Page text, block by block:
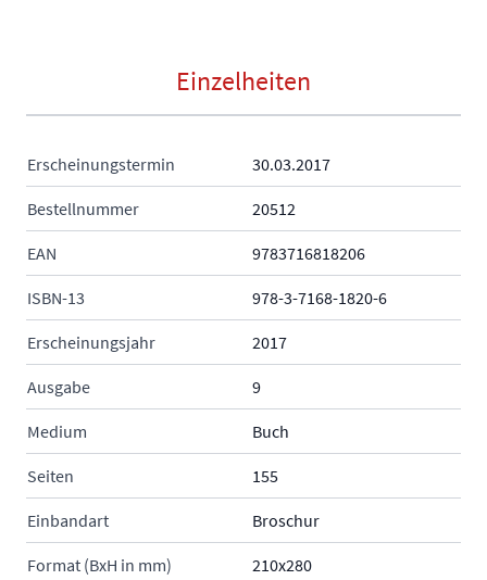
Einzelheiten
Erscheinungstermin 30.03.2017
Bestellnummer 20512
EAN 9783716818206
ISBN-13 978-3-7168-1820-6
Erscheinungsjahr 2017
Ausgabe 9
Medium Buch
Seiten 155
Einbandart Broschur
Format (BxH in mm) 210x280